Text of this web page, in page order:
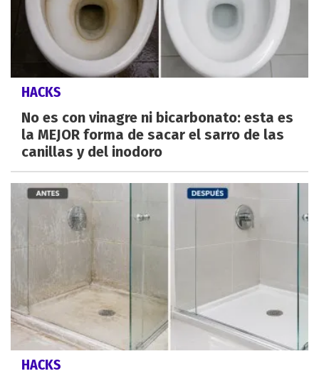
HACKS
No es con vinagre ni bicarbonato: esta es
la MEJOR forma de sacar el sarro de las
canillas y del inodoro
HACKS